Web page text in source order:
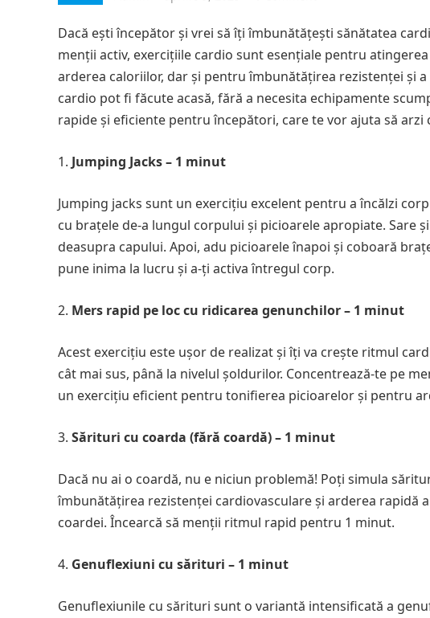
Dacă ești începător și vrei să îți îmbunătățești sănătatea
menții activ, exercițiile cardio sunt esențiale pentru
arderea caloriilor, dar și pentru îmbunătățirea rezistenței și
cardio pot fi făcute acasă, fără a necesita echipamente
rapide și eficiente pentru începători, care te vor ajuta să
Jumping Jacks – 1 minut
Jumping jacks sunt un exercițiu excelent pentru a încălzi
cu brațele de-a lungul corpului și picioarele apropiate. Sare
deasupra capului. Apoi, adu picioarele înapoi și coboară
pune inima la lucru și a-ți activa întregul corp.
Mers rapid pe loc cu ridicarea genunchilor – 1 minut
Acest exercițiu este ușor de realizat și îți va crește ritmul
cât mai sus, până la nivelul șoldurilor. Concentrează-te pe
un exercițiu eficient pentru tonifierea picioarelor și pentru
Sărituri cu coarda (fără coardă) – 1 minut
Dacă nu ai o coardă, nu e niciun problemă! Poți simula
îmbunătățirea rezistenței cardiovasculare și arderea rapidă
coardei. Încearcă să menții ritmul rapid pentru 1 minut.
Genuflexiuni cu sărituri – 1 minut
Genuflexiunile cu sărituri sunt o variantă intensificată a